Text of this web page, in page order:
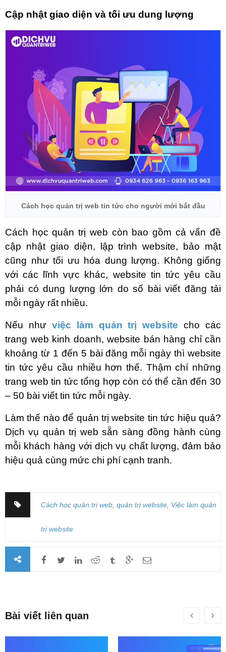
Cập nhật giao diện và tối ưu dung lượng
Cách học quản trị web tin tức cho người mới bắt đầu
Cách học quản trị web còn bao gồm cả vấn đề
cập nhật giao diện, lập trình website, bảo mật
cũng như tối ưu hóa dung lượng. Không giống
với các lĩnh vực khác, website tin tức yêu cầu
phải có dung lượng lớn do số bài viết đăng tải
mỗi ngày rất nhiều.
Nếu như việc làm quản trị website cho các
trang web kinh doanh, website bán hàng chỉ cần
khoảng từ 1 đến 5 bài đăng mỗi ngày thì website
tin tức yêu cầu nhiều hơn thế. Thậm chí những
trang web tin tức tổng hợp còn có thể cần đến 30
– 50 bài viết tin tức mỗi ngày.
Làm thế nào để quản trị website tin tức hiệu quả?
Dịch vụ quản trị web sẵn sàng đồng hành cùng
mỗi khách hàng với dịch vụ chất lượng, đảm bảo
hiệu quả cùng mức chi phí cạnh tranh.
Cách học quản trị web, quản trị website, Việc làm quản
trị website
Bài viết liên quan